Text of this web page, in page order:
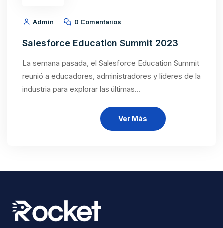
Admin 0 Comentarios
Salesforce Education Summit 2023
La semana pasada, el Salesforce Education Summit
reunió a educadores, administradores y líderes de la
industria para explorar las últimas…
Ver Más